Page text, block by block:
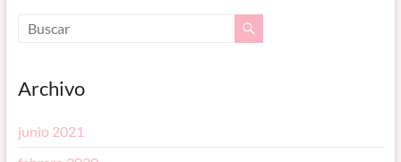
Archivo
junio 2021